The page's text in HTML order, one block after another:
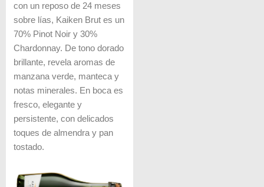
con un reposo de 24 meses
sobre lías, Kaiken Brut es un
70% Pinot Noir y 30%
Chardonnay. De tono dorado
brillante, revela aromas de
manzana verde, manteca y
notas minerales. En boca es
fresco, elegante y
persistente, con delicados
toques de almendra y pan
tostado.